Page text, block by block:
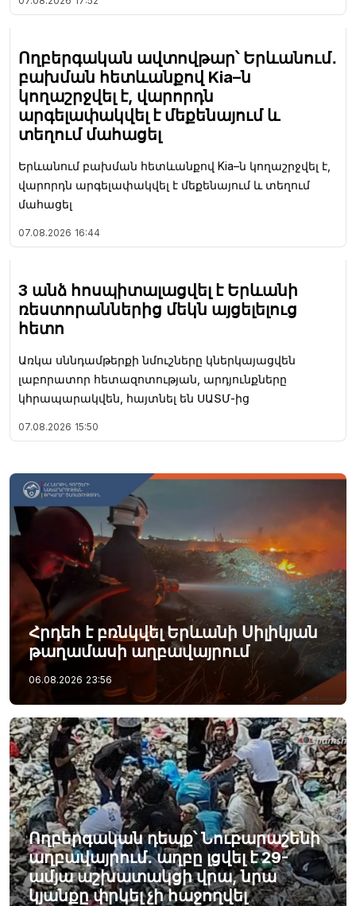
Ողբերգական ավտովթար՝ Երևանում․
բախման հետևանքով Kia–ն
կողաշրջվել է, վարորդն
արգելափակվել է մեքենայում և
տեղում մահացել
Երևանում բախման հետևանքով Kia–ն կողաշրջվել է,
վարորդն արգելափակվել է մեքենայում և տեղում
մահացել
07.08.2026 16:44
3 անձ հոսպիտալացվել է Երևանի
ռեստորաններից մեկն այցելելուց
հետո
Առկա սննդամթերքի նմուշները կներկայացվեն
լաբորատոր հետազոտության, արդյունքները
կհրապարակվեն, հայտնել են ՍԱՏՄ-ից
07.08.2026 15:50
Հրդեհ է բռնկվել Երևանի Սիլիկյան
թաղամասի աղբավայրում
06.08.2026 23:56
Ողբերգական դեպք՝ Նուբարաշենի
աղբավայրում․ աղբը լցվել է 29-
ամյա աշխատակցի վրա, նրա
կյանքը փրկել չի հաջողվել